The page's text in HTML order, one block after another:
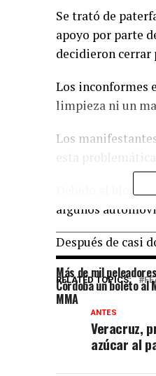
Se trató de
apoyo por parte
decidieron cerrar
Los inconformes
limpieza ni un
Los
Debido al
algunos
Después de casi
RELATED TOPICS:
ANTES
Veracruz,
azúcar al
Más de mil
Córdoba un boleto al
MMA